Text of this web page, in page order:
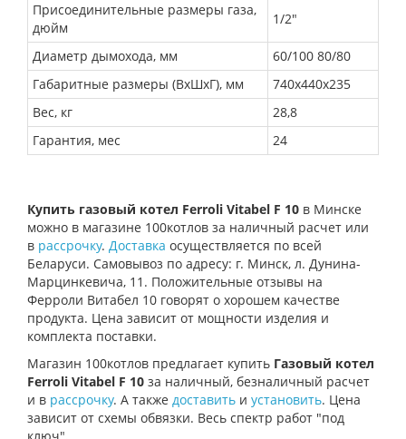
Присоединительные размеры газа,
дюйм
1/2"
Диаметр дымохода, мм
60/100 80/80
Габаритные размеры (ВхШхГ), мм
740х440х235
Вес, кг
28,8
Гарантия, мес
24
Купить газовый котел Ferroli Vitabel F 10 в Минске
можно в магазине 100котлов за наличный расчет или
в рассрочку. Доставка осуществляется по всей
Беларуси. Самовывоз по адресу: г. Минск, л. Дунина-
Марцинкевича, 11. Положительные отзывы на
Ферроли Витабел 10 говорят о хорошем качестве
продукта. Цена зависит от мощности изделия и
комплекта поставки.
Магазин 100котлов предлагает купить Газовый котел
Ferroli Vitabel F 10 за наличный, безналичный расчет
и в рассрочку. А также доставить и установить. Цена
зависит от схемы обвязки. Весь спектр работ "под